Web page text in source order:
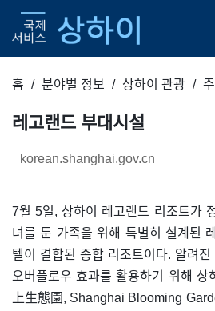
홈 분야별 정보 상하이 관광
레고랜드 부대시설
korean.shanghai.gov.cn
7월 5일, 상하이 레고랜드 리조트가
녀를 둔 가족을 위해 특별히 설계된
텔이 결합된 종합 리조트이다. 알려진
오버플로우 효과를 활용하기 위해
上生態園, Shanghai Blooming